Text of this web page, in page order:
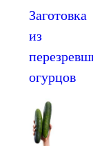
Заготовка
из
огурцов